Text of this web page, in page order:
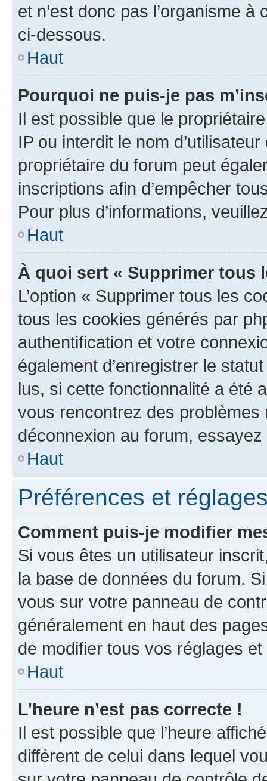
et n’est donc pas l’organisme
ci-dessous.
Haut
Pourquoi ne puis-je pas
Il est possible que le
IP ou interdit le nom
propriétaire du forum peut
inscriptions afin d’empêcher
Pour plus d’informations,
Haut
À quoi sert « Supprimer tous
L’option « Supprimer tous les
tous les cookies générés par
authentification et votre
également d’enregistrer le
lus, si cette fonctionnalité a été
vous rencontrez des
déconnexion au forum,
Haut
Préférences et
Comment puis-je modifier
Si vous êtes un utilisateur
la base de données du forum.
vous sur votre panneau de
généralement en haut des
de modifier tous vos réglages
Haut
L’heure n’est pas correcte !
Il est possible que l’heure
différent de celui dans lequel